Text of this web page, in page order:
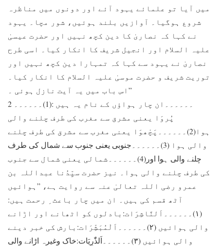
میں آیا تو علمائے یہود آئے اور دونوں میں مناظرہ
شروع ہوگیا۔ آوازیں بلند ہوئیں، شور مچا۔ یہود
نے کہا کہ نصاریٰ کا دین کچھ نہیں اور حضرت عیسیٰ
علیہ السلام اور انجیل شریف کا انکار کیا۔ اسی طرح
نصاریٰ نے یہود سے کہا کہ تمہارا دین کچھ نہیں اور
توریت شریف و حضرت موسیٰ علیہ السلام کا انکار کیا۔
اس باب میں یہ آیت نازل ہوئی ۔”
2 ۔۔۔۔۔۔ان چار ہواؤں کے نام یہ ہیں :(1)۔۔۔۔۔۔
پُروَا یعنی مشرق سے مغرب کی طرف چلنے والی
ہوا(2)۔۔۔۔۔۔پَچْھوَا یعنی مغرب سے مشرق کی طرف چلنے
والی ہوا (3)۔۔۔۔۔۔جنوبی یعنی جنوب سے شمال کی طرف
چلنے والی ہوا اور(4)۔۔۔۔۔۔شمالی یعنی شمال سے جنوب
کی طرف چلنے والی ہوا۔ نیز حضرت سیِّدُنا عبداللہ بن
عمرو رضی اللہ تعالیٰ عنہ سے روایت ہے، ”ہوائیں
آٹھ قسم کی ہیں۔ ان میں چار باعث ِ رحمت ہیں:
(۱)۔۔۔۔۔۔اَلنَّاشِرَات:بادلوں کو اٹھانے اور اڑانے
والی ہوائیں (۲)۔۔۔۔۔۔اَلْمُبَشِّرَات:بارش کی خبر دینے
والی ہوائیں (۳)۔۔۔۔۔۔اَلذّٰرِیَات:خاک وغیرہ اڑانے والی